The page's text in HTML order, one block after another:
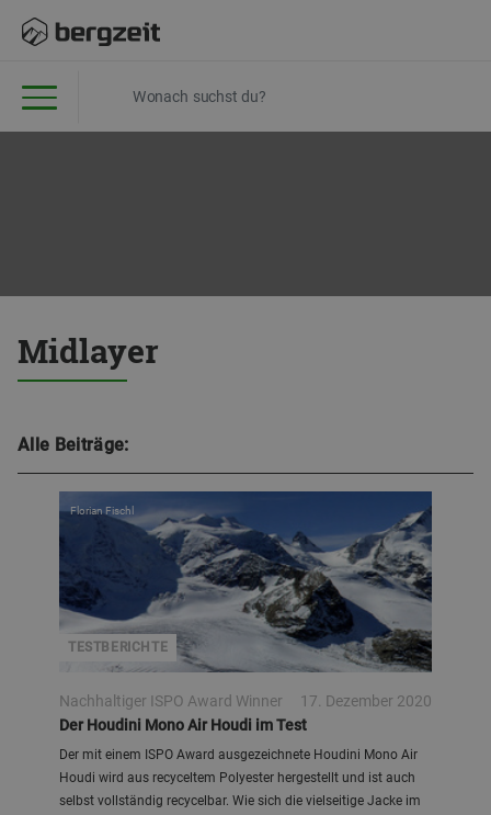
Midlayer
Alle Beiträge:
TESTBERICHTE
Florian Fischl
Nachhaltiger ISPO Award Winner
17. Dezember 2020
Der Houdini Mono Air Houdi im Test
Der mit einem ISPO Award ausgezeichnete Houdini Mono Air
Houdi wird aus recyceltem Polyester hergestellt und ist auch
selbst vollständig recycelbar. Wie sich die vielseitige Jacke im